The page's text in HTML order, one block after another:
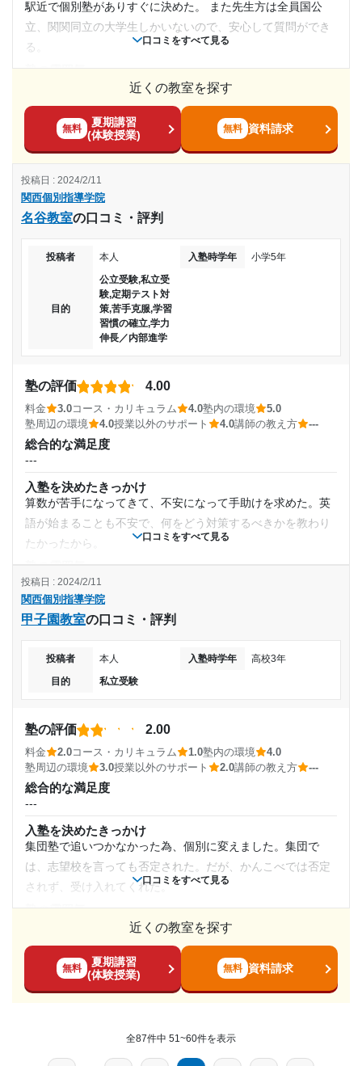
能性がございますので、詳しくは塾にお問い合わせください。
1日あたりの授業時間
〜10,000円
目的の達成度
達成
目的の達成理由
一人一人が丁寧に解説し、たいおうしてくださいまし
た。目標にしていた大学に無事合格できました。
志望校と合格状況
※料金は口コミされた方が支払った金額の目安です。実際の料金とは異なる可
関西個別指導学院 池田教室の口コミをもっと見る
塾周辺の環境
学校の近くということもあり、同年代の子が周りにいること
から、子ども目線からすると塾に通うことが苦痛に感じるこ
授業以外のサポート
(相談・面談、家庭学習のサポート、授業以外のコミュニケーション等)
苦手な問題の解説や解き方をまとめたものを個別で用意して
くれたことはとても嬉しかった。
利用詳細
通塾期間
2019年5月〜2020年2月(10ヶ月)
入塾時の学年
通塾頻度
---
月額料金
10,000円〜30,000円
目的の達成度
達成
個別で先生に対応してしていただけたことで苦手な問題
への取り組み方などを自分自身で理解することができ、
学校でもその方法を実践することが出来たとかんじたか
ら。
志望校と合格状況
---
※料金は口コミされた方が支払った金額の目安です。実際の料金とは異なる可
関西個別指導学院 泉ケ丘教室の口コミをもっと見る
口コミをすべて見る
駅近で個別塾がありすぐに決めた。 また先生方は全員国公
立、関関同立の大学生しかいないので、安心して質問ができ
る。
料金
個別で先生方もレベルが高いので料金は相応だと思います。
３つほど塾には行かせていただいたんですが、1番良くまた子
す。
コース・カリキュラム
先生がしっかりサポートしてくれ、あまり、先生の入れ替え
いようにしてくれる
部屋は広く清掃が行き届きていて清潔感がすごくあった。ど
塾周辺の環境
芦屋駅から徒歩3分でアクセスよし！ 雨が降っても駅の中か
ら直通なためすごく便利で通っていました。
授業以外のサポート
など空いてる隙間時間にも話して頂き楽しかったです。
利用詳細
通塾期間
入塾時の学年
受講コース
通年
通塾頻度
---
1日あたりの授業時間
---
10,000円〜30,000円
目的の達成度
目的の達成理由
近くの教室を探す
無料
夏期講習
(体験授業)
無料 資料請求
口コミをすべて見る
関西個別指導学院
名谷教室の口コミ・評判
投稿日 : 2024/2/11
投稿者 本人 入塾時学年 小学5年
目的
公立受験,私立受
験,定期テスト対
策,苦手克服,学習
習慣の確立,学力
伸長／内部進学
塾の評価 4.00
料金 3.0コース・カリキュラム 4.0塾内の環境
5.0
塾周辺の環境
4.0授業以外のサポート 4.0講師の教え方 ---
総合的な満足度
---
入塾を決めたきっかけ
算数が苦手になってきて、不安になって手助けを求めた。英
語が始まることも不安で、何をどう対策するべきかを教わり
たかったから。
---
料金
親がよく高いなぁと言っていた。通っている本人は値段など
コース・カリキュラム
オリジナルテキストがとても良かった。レベル別個人用のた
講師の教え方
---
塾内の環境
ース、環境で勉強が捗っていた
そもそも、自分の家に近いから立地が良かった。また、周辺
は繁華街なので息抜きができる環境のためとても気に入って
先生が優しく丁寧で明快であった。気持ちが明るくなるよう
な感じがして、塾に行くのが楽しみだった。
利用詳細
通塾期間
口コミをすべて見る
関西個別指導学院
甲子園教室の口コミ・評判
投稿日 : 2024/2/11
投稿者 本人 入塾時学年
高校3年
目的
私立受験
塾の評価 2.00
料金 2.0コース・カリキュラム 1.0塾内の環境
4.0
塾周辺の環境
3.0授業以外のサポート 2.0講師の教え方 ---
総合的な満足度
---
入塾を決めたきっかけ
集団塾で追いつかなかった為、個別に変えました。集団で
は、志望校を言っても否定された。だが、かんこべでは否定
されず、受け入れてくれた。
料金
高いです。一コマ1時間10分が短い、そして大学生の講師に
も関わらず結構高かった。それに、講師の質の差（学歴、教
一コマ1時間10分で、その間に問題を解いて分からないとこ
近くの教室を探す
無料
夏期講習
(体験授業)
無料 資料請求
全87件中 51~60件を表示